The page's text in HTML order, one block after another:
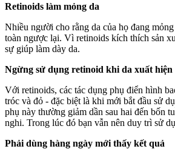
Retinoids làm mỏng da
Nhiều người cho rằng da của họ đang
toàn ngược lại. Vì retinoids kíc‌h thí‌ch sản
sự giúp làm dày da.
Ngừng sử dụng retinoid khi da xuất hiện
Với retinoids, các tác dụng phụ điển hình
tróc và đỏ - đặc biệt là khi mới bắt đầu sử
phụ này thường giảm dần sau hai đến bốn
nghi. Trong lúc đó bạn vẫn nên duy trì sử
Phải dùng hàng ngày mới thấy kết quả